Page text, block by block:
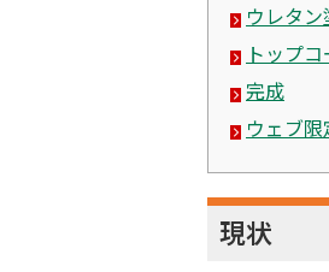
ウレタ
トップコ
完成
ウェブ
現状